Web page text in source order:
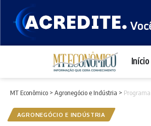
Início
MT Econômico > Agronegócio e Indústria >
AGRONEGÓCIO E INDÚSTRIA